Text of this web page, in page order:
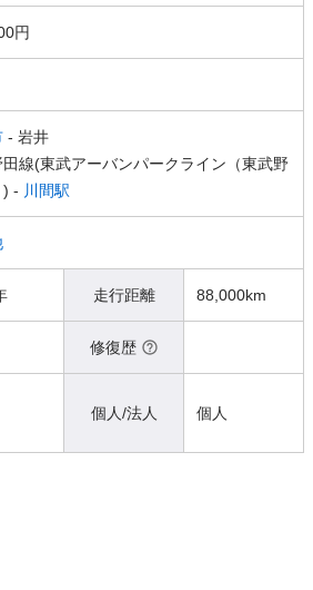
円
- 岩井
線(東武アーバンパークライン（東武野
) - 川間駅
走行距離 88,000km
修復歴
個人/法人 個人